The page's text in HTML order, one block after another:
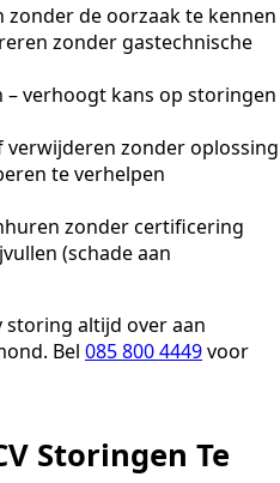
zonder de oorzaak te kennen
zonder gastechnische
verhoogt kans op storingen
verwijderen zonder oplossing
te verhelpen
zonder certificering
(schade aan
storing altijd over aan
Bel 085 800 4449voor
Storingen Te